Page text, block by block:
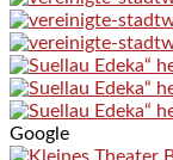
Google